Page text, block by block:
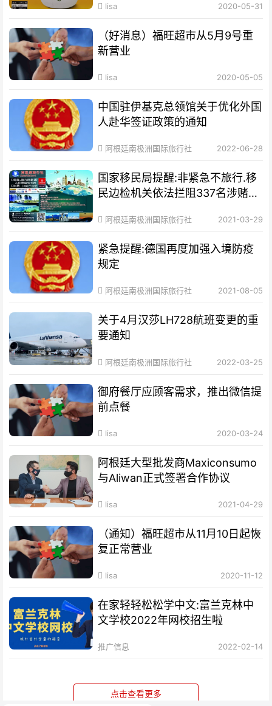
lisa 2020-05-31
（好消息）福旺超市从5月9号重
新营业
lisa 2020-05-05
中国驻伊基克总领馆关于优化外国
人赴华签证政策的通知
阿根廷南极洲国际旅行社 2022-06-28
国家移民局提醒:非紧急不旅行.移
民边检机关依法拦阻337名涉赌涉
阿根廷南极洲国际旅行社 2021-03-29
紧急提醒:德国再度加强入境防疫
规定
阿根廷南极洲国际旅行社 2021-08-05
关于4月汉莎LH728航班变更的重
要通知
阿根廷南极洲国际旅行社 2022-03-25
御府餐厅应顾客需求，推出微信提
前点餐
lisa 2020-03-24
阿根廷大型批发商Maxiconsumo
与Aliwan正式签署合作协议
lisa 2021-04-29
（通知）福旺超市从11月10日起恢
复正常营业
lisa 2020-11-12
在家轻轻松松学中文:富兰克林中
文学校2022年网校招生啦
推广信息 2022-02-14
点击查看更多